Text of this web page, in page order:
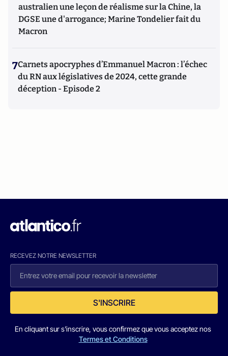
australien une leçon de réalisme sur la Chine, la
DGSE une d'arrogance; Marine Tondelier fait du
Macron
7Carnets apocryphes d’Emmanuel Macron : l’échec
du RN aux législatives de 2024, cette grande
déception - Episode 2
RECEVEZ NOTRE NEWSLETTER
S'INSCRIRE
En cliquant sur s'inscrire, vous confirmez que vous acceptez nos
Termes et Conditions